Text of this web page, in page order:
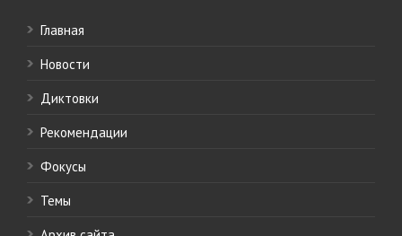
Главная
Новости
Диктовки
Рекомендации
Фокусы
Темы